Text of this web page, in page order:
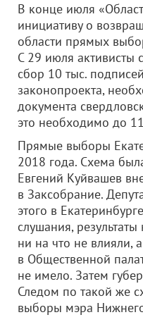
В конце июля
инициативу о
области прямых
С 29 июля активисты
сбор 10 тыс.
законопроекта,
документа
это необходимо до
Прямые выборы
2018 года. Схема
Евгений Куйвашев
в Заксобрание.
этого в
слушания,
ни на что не влияли,
в Общественной
не имело. Затем
Следом по такой же
выборы мэра